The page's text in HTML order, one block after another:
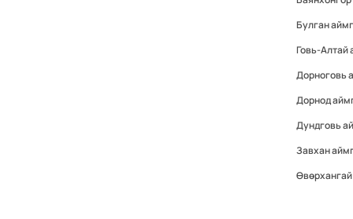
Булган
Говь-
Дорноговь
Дорнод
Дундговь
Завхан